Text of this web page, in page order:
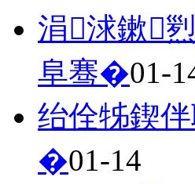
涓浗鏉
阜骞�01-
绐佺牬鍥
�01-14